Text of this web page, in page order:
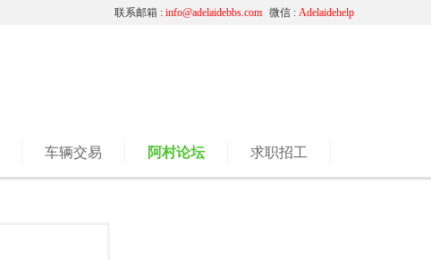
微信 : Adelaidehelp
联系邮箱 : info@adelaidebbs.com
车辆交易 阿村论坛 求职招工